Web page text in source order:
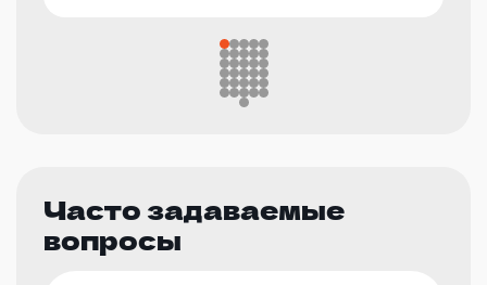
Часто задаваемые
вопросы